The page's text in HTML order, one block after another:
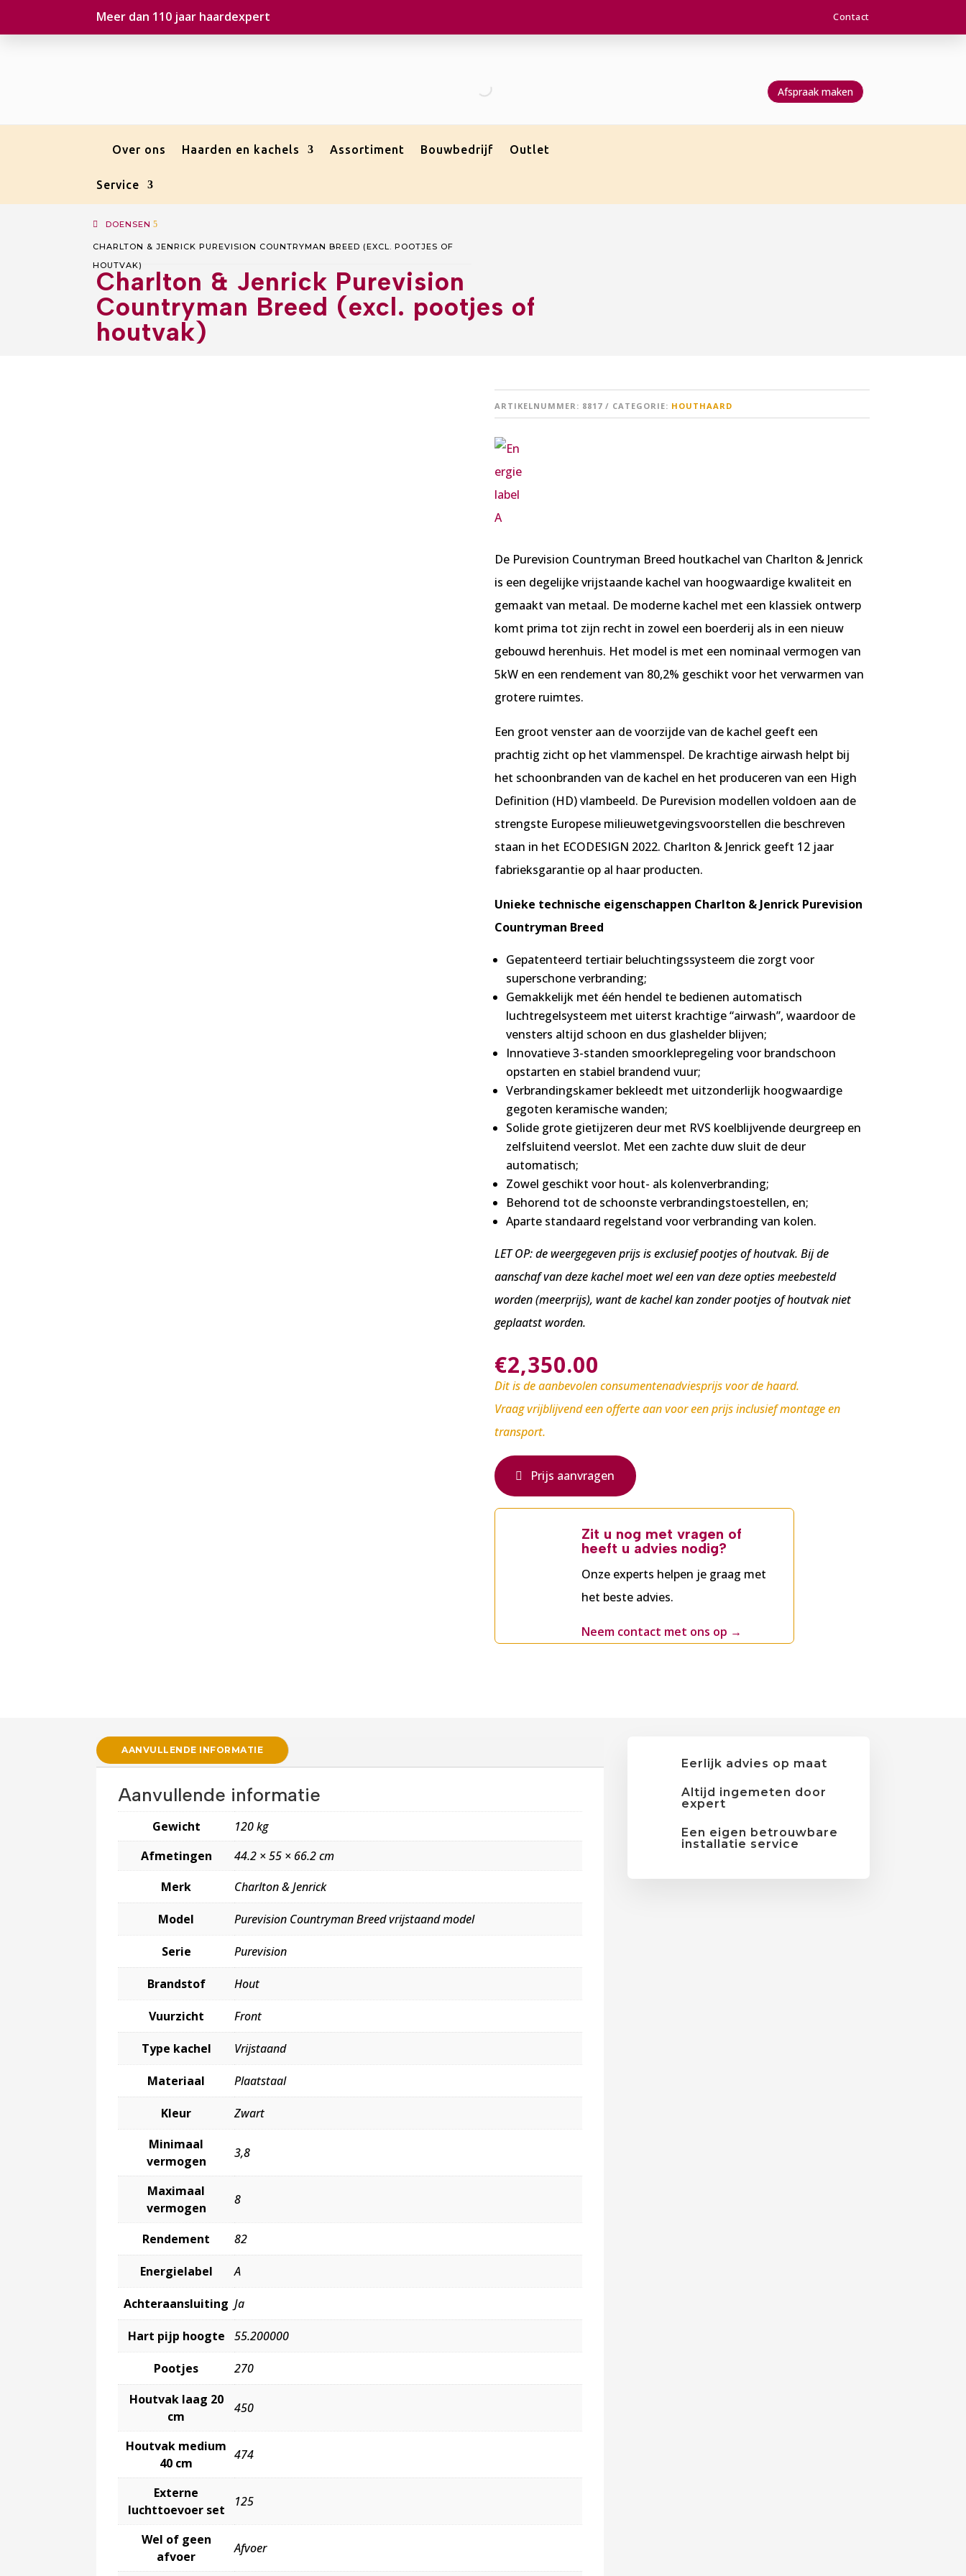
Meer dan 110 jaar haardexpert Contact
Afspraak maken
Over ons Haarden en kachels Assortiment Bouwbedrijf Outlet
Service
DOENSEN 5
CHARLTON & JENRICK PUREVISION COUNTRYMAN BREED (EXCL. POOTJES OF
HOUTVAK)
Charlton & Jenrick Purevision
Countryman Breed (excl. pootjes of
houtvak)
ARTIKELNUMMER: 8817 CATEGORIE: HOUTHAARD
De Purevision Countryman Breed houtkachel van Charlton & Jenrick
is een degelijke vrijstaande kachel van hoogwaardige kwaliteit en
gemaakt van metaal. De moderne kachel met een klassiek ontwerp
komt prima tot zijn recht in zowel een boerderij als in een nieuw
gebouwd herenhuis. Het model is met een nominaal vermogen van
5kW en een rendement van 80,2% geschikt voor het verwarmen van
grotere ruimtes.
Een groot venster aan de voorzijde van de kachel geeft een
prachtig zicht op het vlammenspel. De krachtige airwash helpt bij
het schoonbranden van de kachel en het produceren van een High
Definition (HD) vlambeeld. De Purevision modellen voldoen aan de
strengste Europese milieuwetgevingsvoorstellen die beschreven
staan in het ECODESIGN 2022. Charlton & Jenrick geeft 12 jaar
fabrieksgarantie op al haar producten.
Unieke technische eigenschappen Charlton & Jenrick Purevision
Countryman Breed
Gepatenteerd tertiair beluchtingssysteem die zorgt voor
superschone verbranding;
Gemakkelijk met één hendel te bedienen automatisch
luchtregelsysteem met uiterst krachtige “airwash”, waardoor de
vensters altijd schoon en dus glashelder blijven;
Innovatieve 3-standen smoorklepregeling voor brandschoon
opstarten en stabiel brandend vuur;
Verbrandingskamer bekleedt met uitzonderlijk hoogwaardige
gegoten keramische wanden;
Solide grote gietijzeren deur met RVS koelblijvende deurgreep en
zelfsluitend veerslot. Met een zachte duw sluit de deur
automatisch;
Zowel geschikt voor hout- als kolenverbranding;
Behorend tot de schoonste verbrandingstoestellen, en;
Aparte standaard regelstand voor verbranding van kolen.
LET OP: de weergegeven prijs is exclusief pootjes of houtvak. Bij de
aanschaf van deze kachel moet wel een van deze opties meebesteld
worden (meerprijs), want de kachel kan zonder pootjes of houtvak niet
geplaatst worden.
€2,350.00
Dit is de aanbevolen consumentenadviesprijs voor de haard.
Vraag vrijblijvend een offerte aan voor een prijs inclusief montage en
transport.
Prijs aanvragen
Zit u nog met vragen of
heeft u advies nodig?
Onze experts helpen je graag met
het beste advies.
Neem contact met ons op →
AANVULLENDE INFORMATIE
Aanvullende informatie
Gewicht
120 kg
Afmetingen
44.2 × 55 × 66.2 cm
Merk
Charlton & Jenrick
Model Purevision Countryman Breed vrijstaand model
Serie Purevision
Brandstof Hout
Vuurzicht Front
Type kachel Vrijstaand
Materiaal Plaatstaal
Kleur
Zwart
Minimaal
vermogen
3,8
Maximaal
vermogen
8
Rendement 82
Energielabel A
Achteraansluiting Ja
Hart pijp hoogte 55.200000
Pootjes
270
Houtvak laag 20
cm
450
Houtvak medium
40 cm
474
Externe
luchttoevoer set
125
Wel of geen
afvoer
Afvoer
Eerlijk advies op maat
Altijd ingemeten door
expert
Een eigen betrouwbare
installatie service